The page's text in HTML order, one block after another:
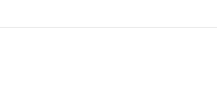
특정 정치인 측근 포항시 정책특보 내
李 "해남 태양광, 대한민국 다음 100
李 대통령, '6시간 마라톤 부동산 2